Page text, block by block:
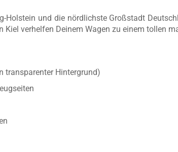
Holstein und die nördlichste Großstadt
verhelfen Deinem Wagen zu einem tollen
transparenter Hintergrund)